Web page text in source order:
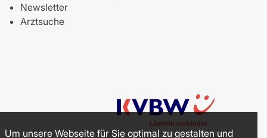
Newsletter
Arztsuche
Um unsere Webseite für Sie optimal zu gestalten und